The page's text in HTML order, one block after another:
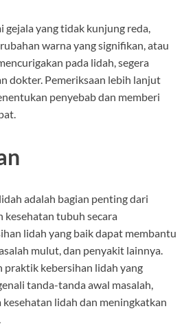
gejala yang tidak kunjung reda,
warna yang signifikan, atau
pada lidah, segera
dokter. Pemeriksaan lebih lanjut
penyebab dan memberi
adalah bagian penting dari
kesehatan tubuh secara
lidah yang baik dapat membantu
mulut, dan penyakit lainnya.
praktik kebersihan lidah yang
tanda-tanda awal masalah,
lidah dan meningkatkan